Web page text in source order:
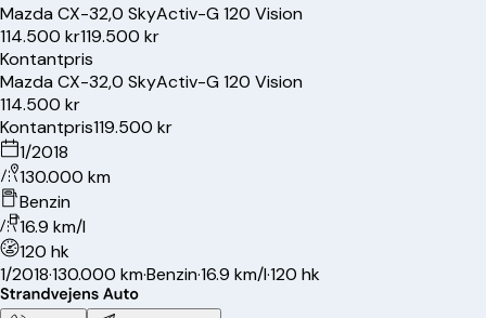
MazdaCX-32,0 SkyActiv-G 120 Vision
114.500 kr119.500 kr
Kontantpris
MazdaCX-32,0 SkyActiv-G 120 Vision
114.500 kr
Kontantpris119.500 kr
1/2018
130.000 km
Benzin
16.9 km/l
120 hk
1/2018·130.000 km·Benzin·16.9 km/l·120 hk